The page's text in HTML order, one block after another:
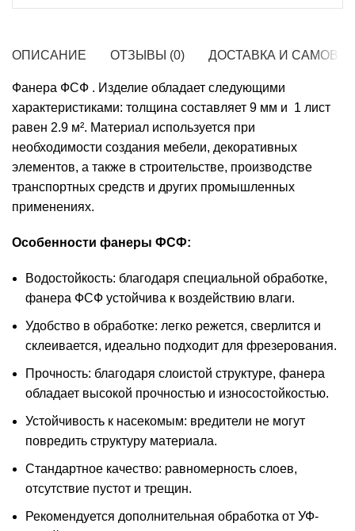
ОПИСАНИЕ ОТЗЫВЫ (0) ДОСТАВКА И
Фанера ФСФ . Изделие обладает следующими
характеристиками: толщина составляет 9 мм и 1 лист
равен 2.9 м². Материал используется при
необходимости создания мебели, декоративных
элементов, а также в строительстве, производстве
транспортных средств и других промышленных
применениях.
Особенности фанеры ФСФ:
Водостойкость: благодаря специальной обработке,
фанера ФСФ устойчива к воздействию влаги.
Удобство в обработке: легко режется, сверлится и
склеивается, идеально подходит для фрезерования.
Прочность: благодаря слоистой структуре, фанера
обладает высокой прочностью и износостойкостью.
Устойчивость к насекомым: вредители не могут
повредить структуру материала.
Стандартное качество: равномерность слоев,
отсутствие пустот и трещин.
Рекомендуется дополнительная обработка от УФ-